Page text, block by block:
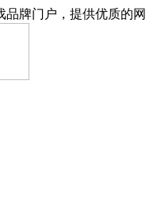
品牌门户，提供优质的